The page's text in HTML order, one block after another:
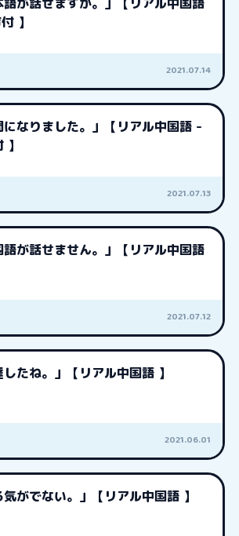
】
2021.07.14
になりました。」【リアル中国語 -
2021.07.13
語が話せません。」【リアル中国語
2021.07.12
したね。」【リアル中国語 】
2021.06.01
気がでない。」【リアル中国語 】